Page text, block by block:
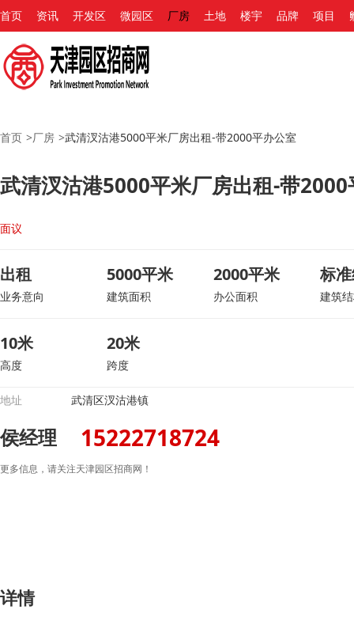
首页 资讯 开发区 微园区 厂房 土地 楼宇 品牌 项目
首页 >厂房 >武清汊沽港5000平米厂房出租-带2000平办公室
武清汊沽港5000平米厂房出租-带
面议
出租
业务意向
5000平米
建筑面积
2000平米
办公面积
标
建筑
10米
高度
20米
跨度
地址 武清区汊沽港镇
侯经理 15222718724
更多信息，请关注天津园区招商网！
详情